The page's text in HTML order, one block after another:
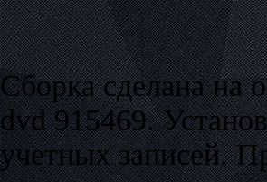
Сборка сделана на
dvd 915469.
учетных записей.